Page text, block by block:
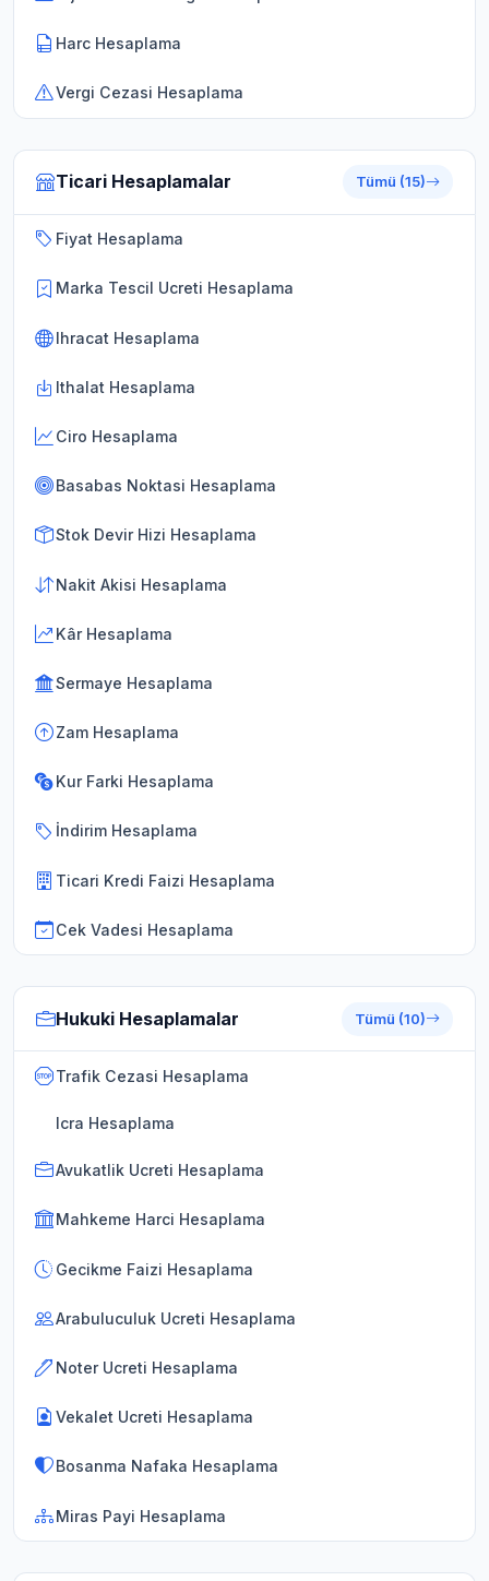
Harc Hesaplama
Vergi Cezasi Hesaplama
Ticari Hesaplamalar Tümü (15)
Fiyat Hesaplama
Marka Tescil Ucreti Hesaplama
Ihracat Hesaplama
Ithalat Hesaplama
Ciro Hesaplama
Basabas Noktasi Hesaplama
Stok Devir Hizi Hesaplama
Nakit Akisi Hesaplama
Kâr Hesaplama
Sermaye Hesaplama
Zam Hesaplama
Kur Farki Hesaplama
İndirim Hesaplama
Ticari Kredi Faizi Hesaplama
Cek Vadesi Hesaplama
Hukuki Hesaplamalar Tümü (10)
Trafik Cezasi Hesaplama
Icra Hesaplama
Avukatlik Ucreti Hesaplama
Mahkeme Harci Hesaplama
Gecikme Faizi Hesaplama
Arabuluculuk Ucreti Hesaplama
Noter Ucreti Hesaplama
Vekalet Ucreti Hesaplama
Bosanma Nafaka Hesaplama
Miras Payi Hesaplama